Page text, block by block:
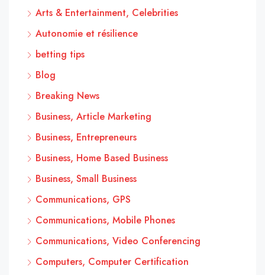
Arts & Entertainment, Celebrities
Autonomie et résilience
betting tips
Blog
Breaking News
Business, Article Marketing
Business, Entrepreneurs
Business, Home Based Business
Business, Small Business
Communications, GPS
Communications, Mobile Phones
Communications, Video Conferencing
Computers, Computer Certification